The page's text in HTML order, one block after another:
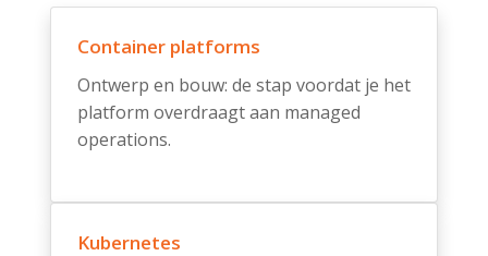
Container platforms
Ontwerp en bouw: de stap voordat je het
platform overdraagt aan managed
operations.
Kubernetes